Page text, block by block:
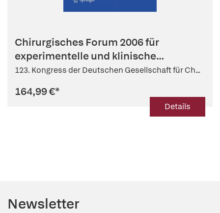
Chirurgisches Forum 2006 für
experimentelle und klinische
Forschung
123. Kongress der Deutschen Gesellschaft für Ch...
164,99 €*
Details
Newsletter